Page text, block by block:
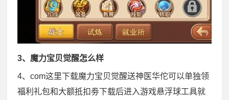
3、魔力宝贝觉醒怎么样
4、com这里下载魔力宝贝觉醒送神医华佗可以单独领
福利礼包和大额抵扣劵下载后进入游戏悬浮球工具就